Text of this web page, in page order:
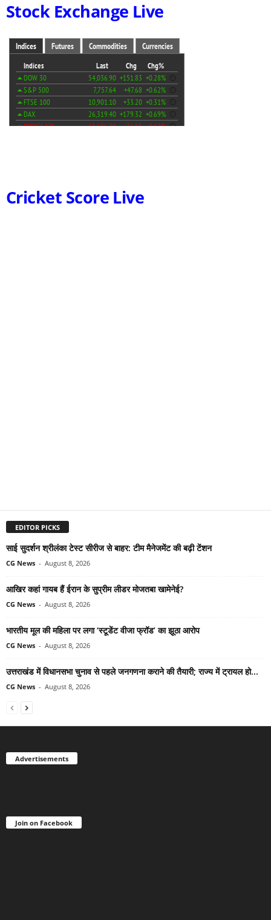
Stock Exchange Live
Cricket Score Live
EDITOR PICKS
साई सुदर्शन श्रीलंका टेस्ट सीरीज से बाहर: टीम मैनेजमेंट की बढ़ी टेंशन
CG News - August 8, 2026
आखिर कहां गायब हैं ईरान के सुप्रीम लीडर मोजतबा खामेनेई?
CG News - August 8, 2026
भारतीय मूल की महिला पर लगा ‘स्टूडेंट वीजा फ्रॉड’ का झूठा आरोप
CG News - August 8, 2026
उत्तराखंड में विधानसभा चुनाव से पहले जनगणना कराने की तैयारी; राज्य में ट्रायल हो...
CG News - August 8, 2026
Advertisements
Join on Facebook